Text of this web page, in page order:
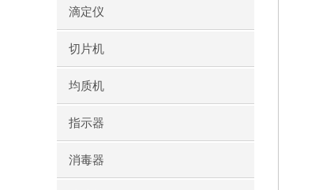
滴定仪
切片机
均质机
指示器
消毒器